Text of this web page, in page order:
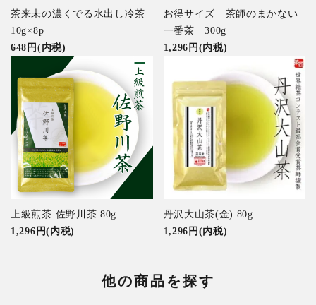
茶来未の濃くでる水出し冷茶
10g×8p
648円(内税)
お得サイズ 茶師のまかない
一番茶 300g
1,296円(内税)
上級煎茶 佐野川茶 80g
1,296円(内税)
丹沢大山茶(金) 80g
1,296円(内税)
他の商品を探す